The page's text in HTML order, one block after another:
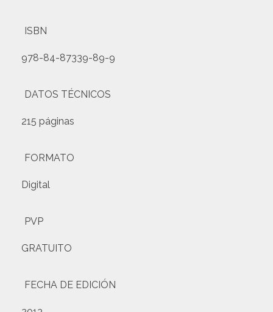
ISBN
978-84-87339-89-9
DATOS TÉCNICOS
215 páginas
FORMATO
Digital
PVP
GRATUITO
FECHA DE EDICIÓN